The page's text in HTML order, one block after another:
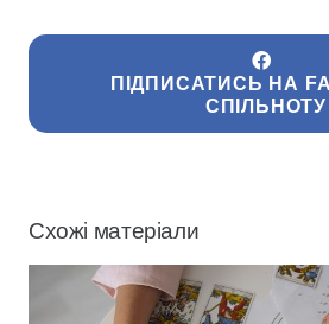
ПІДПИСАТИСЬ НА
СПІЛЬНОТУ
Схожі матеріали